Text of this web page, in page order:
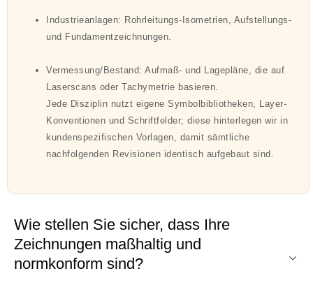
Industrieanlagen: Rohrleitungs-Isometrien, Aufstellungs-
und Fundamentzeichnungen.
Vermessung/Bestand: Aufmaß- und Lagepläne, die auf
Laserscans oder Tachymetrie basieren.
Jede Disziplin nutzt eigene Symbolbibliotheken, Layer-
Konventionen und Schriftfelder; diese hinterlegen wir in
kundenspezifischen Vorlagen, damit sämtliche
nachfolgenden Revisionen identisch aufgebaut sind.
Wie stellen Sie sicher, dass Ihre
Zeichnungen maßhaltig und
normkonform sind?